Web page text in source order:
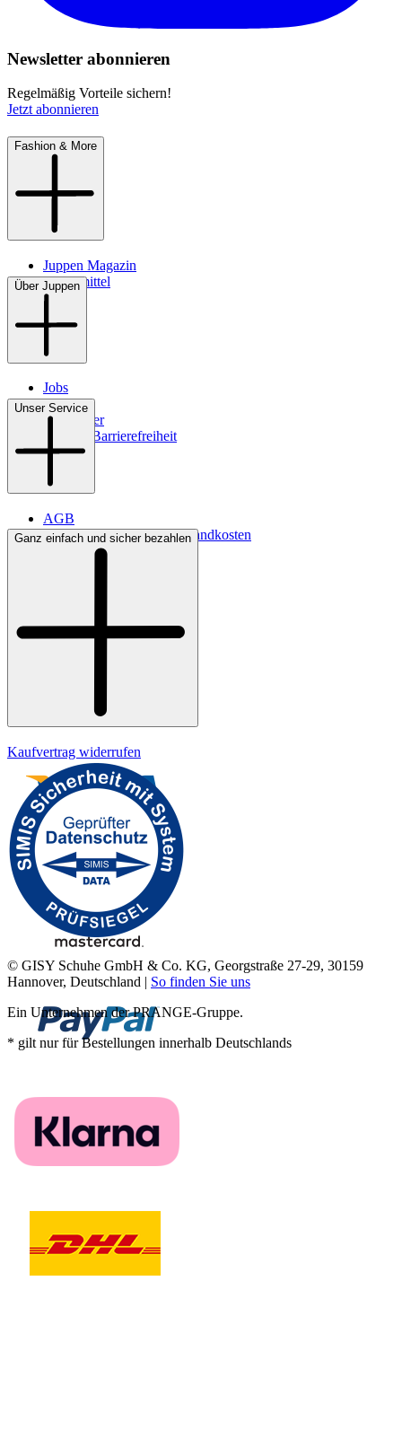
Newsletter abonnieren
Regelmäßig Vorteile sichern!
Jetzt abonnieren
Fashion & More
Juppen Magazin
Pflegemittel
Über Juppen
Jobs
Filialen
Newsletter
Digitale Barrierefreiheit
Unser Service
AGB
Lieferbedingungen & Versandkosten
Bezahlung
Ganz einfach und sicher bezahlen
Kaufvertrag widerrufen
© GISY Schuhe GmbH & Co. KG, Georgstraße 27-29, 30159
Hannover, Deutschland | So finden Sie uns
Ein Unternehmen der PRANGE-Gruppe.
* gilt nur für Bestellungen innerhalb Deutschlands